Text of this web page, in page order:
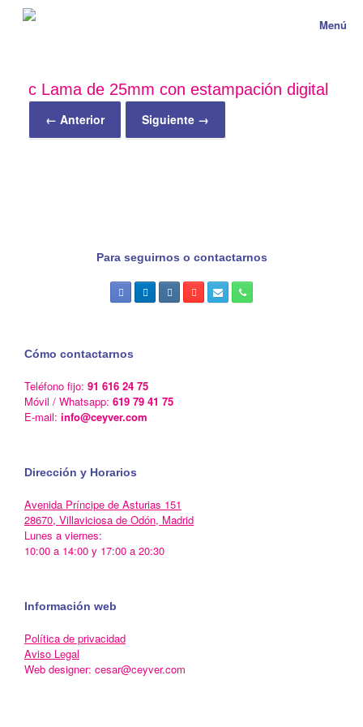
Menú
c Lama de 25mm con estampación digital
← Anterior Siguiente →
Para seguirnos o contactarnos
Cómo contactarnos
Teléfono fijo: 91 616 24 75
Móvil / Whatsapp: 619 79 41 75
E-mail: info@ceyver.com
Dirección y Horarios
Avenida Príncipe de Asturias 151
28670, Villaviciosa de Odón, Madrid
Lunes a viernes:
10:00 a 14:00 y 17:00 a 20:30
Información web
Política de privacidad
Aviso Legal
Web designer: cesar@ceyver.com